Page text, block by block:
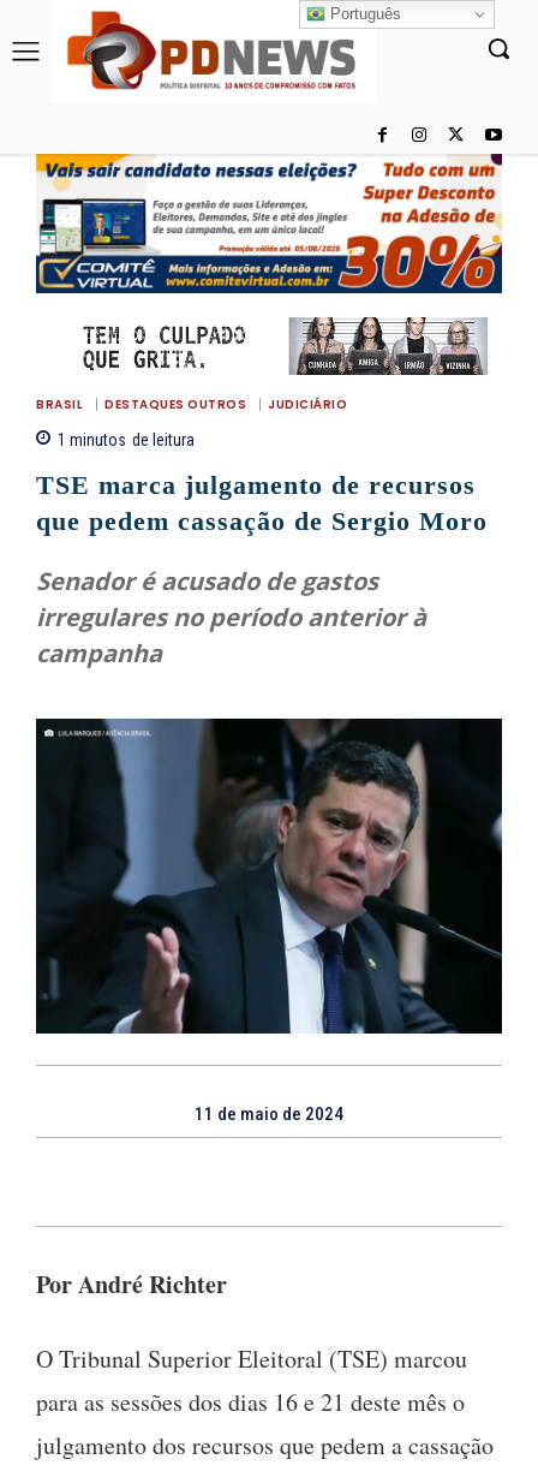
BRASIL DESTAQUES OUTROS JUDICIÁRIO
1 minutos de leitura
TSE marca julgamento de recursos
que pedem cassação de Sergio Moro
Senador é acusado de gastos
irregulares no período anterior à
campanha
11 de maio de 2024
Por André Richter
O Tribunal Superior Eleitoral (TSE) marcou
para as sessões dos dias 16 e 21 deste mês o
julgamento dos recursos que pedem a cassação
Português